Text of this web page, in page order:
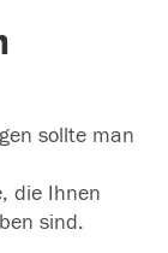
sollte man
die Ihnen
sind.